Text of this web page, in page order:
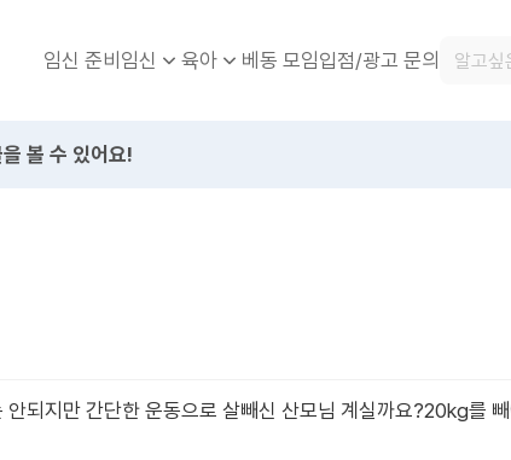
임신 준비임신 육아 베동 모임입점/광고 문의
볼 수 있어요!
되지만 간단한 운동으로 살빼신 산모님 계실까요?20kg를